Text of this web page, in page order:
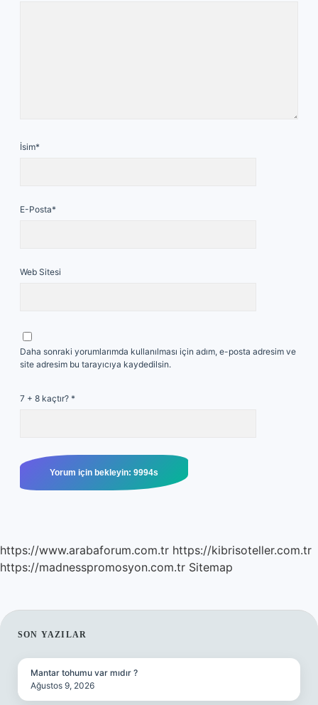
İsim*
E-Posta*
Web Sitesi
Daha sonraki yorumlarımda kullanılması için adım, e-posta adresim ve
site adresim bu tarayıcıya kaydedilsin.
7 + 8 kaçtır? *
https://www.arabaforum.com.tr https://kibrisoteller.com.tr
https://madnesspromosyon.com.tr Sitemap
SIDEBAR
SON YAZILAR
Mantar tohumu var mıdır ?
Ağustos 9, 2026